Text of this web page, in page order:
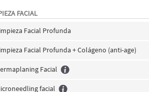
FACIAL
Facial Profunda
Facial Profunda + Colágeno (anti-age)
Facial
facial